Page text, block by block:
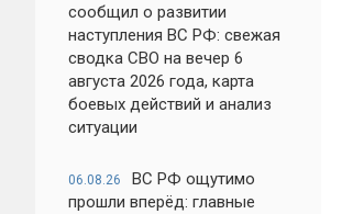
сообщил о развитии
наступления ВС РФ: свежая
сводка СВО на вечер 6
августа 2026 года, карта
боевых действий и анализ
ситуации
06.08.26
ВС РФ ощутимо
прошли вперёд: главные